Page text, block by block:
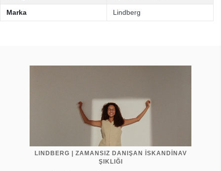
Marka Lindberg
LINDBERG | ZAMANSIZ DANIŞAN İSKANDİNAV
ŞIKLIĞI